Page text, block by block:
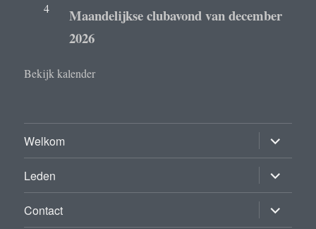
4
Maandelijkse clubavond van december
2026
Bekijk kalender
Welkom submenu
Leden
submenu
Contact
submenu